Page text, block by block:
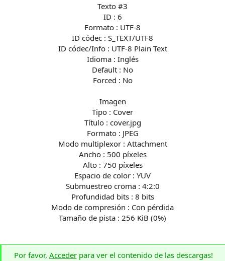
Texto #3
ID : 6
Formato : UTF-8
ID códec : S_TEXT/UTF8
ID códec/Info : UTF-8 Plain Text
Idioma : Inglés
Default : No
Forced : No
Imagen
Tipo : Cover
Título : cover.jpg
Formato : JPEG
Modo multiplexor : Attachment
Ancho : 500 píxeles
Alto : 750 píxeles
Espacio de color : YUV
Submuestreo croma : 4:2:0
Profundidad bits : 8 bits
Modo de compresión : Con pérdida
Tamaño de pista : 256 KiB (0%)
Por favor, Accederpara ver el contenido de las descargas!